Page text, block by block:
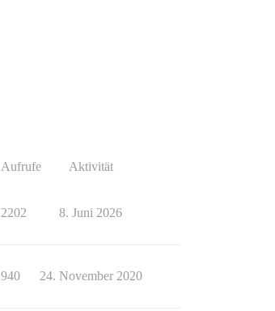
Aufrufe Aktivität
2202 8. Juni 2026
940 24. November 2020